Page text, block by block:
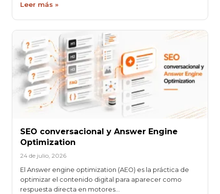
Leer más »
SEO conversacional y Answer Engine
Optimization
24 de julio, 2026
El Answer engine optimization (AEO) es la práctica de
optimizar el contenido digital para aparecer como
respuesta directa en motores…